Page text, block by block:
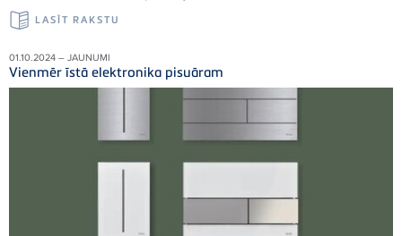
LASĪT RAKSTU
01.10.2024 – JAUNUMI
Vienmēr īstā elektronika pisuāram